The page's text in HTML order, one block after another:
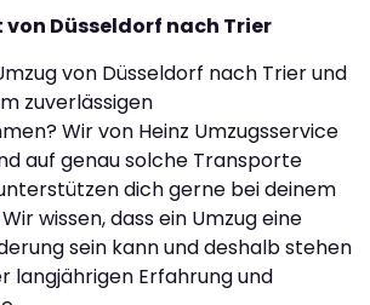
Düsseldorf nach Trier
von Düsseldorf nach Trier und
zuverlässigen
Wir von Heinz Umzugsservice
auf genau solche Transporte
dich gerne bei deinem
Wir wissen, dass ein Umzug eine
sein kann und deshalb stehen
langjährigen Erfahrung und